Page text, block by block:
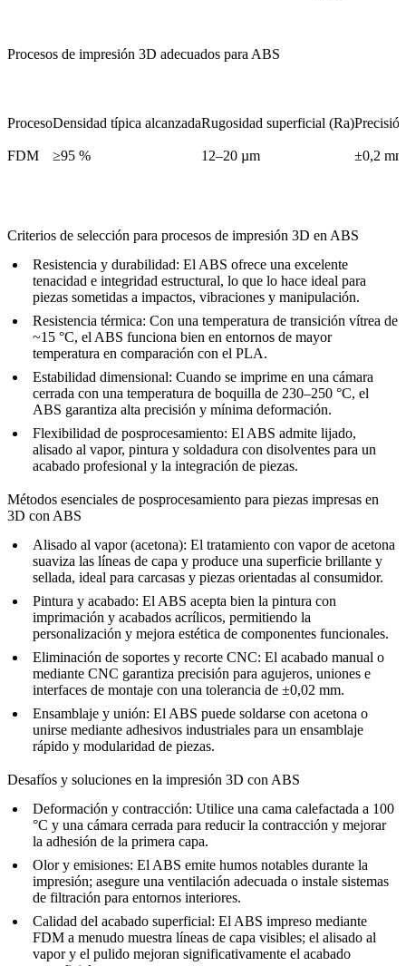
Procesos de impresión 3D adecuados para ABS
ProcesoDensidad típica alcanzadaRugosidad superficial (Ra)
FDM ≥95 % 12–20 µm ±0,2 mm
Criterios de selección para procesos de impresión 3D en ABS
Resistencia y durabilidad: El ABS ofrece una excelente
tenacidad e integridad estructural, lo que lo hace ideal para
piezas sometidas a impactos, vibraciones y manipulación.
Resistencia térmica: Con una temperatura de transición vítrea de
~15 °C, el ABS funciona bien en entornos de mayor
temperatura en comparación con el PLA.
Estabilidad dimensional: Cuando se imprime en una cámara
cerrada con una temperatura de boquilla de 230–250 °C, el
ABS garantiza alta precisión y mínima deformación.
Flexibilidad de posprocesamiento: El ABS admite lijado,
alisado al vapor, pintura y soldadura con disolventes para un
acabado profesional y la integración de piezas.
Métodos esenciales de posprocesamiento para piezas impresas en
3D con ABS
Alisado al vapor (acetona): El tratamiento con vapor de acetona
suaviza las líneas de capa y produce una superficie brillante y
sellada, ideal para carcasas y piezas orientadas al consumidor.
Pintura y acabado: El ABS acepta bien la pintura con
imprimación y acabados acrílicos, permitiendo la
personalización y mejora estética de componentes funcionales.
Eliminación de soportes y recorte CNC: El acabado manual o
mediante CNC garantiza precisión para agujeros, uniones e
interfaces de montaje con una tolerancia de ±0,02 mm.
Ensamblaje y unión: El ABS puede soldarse con acetona o
unirse mediante adhesivos industriales para un ensamblaje
rápido y modularidad de piezas.
Desafíos y soluciones en la impresión 3D con ABS
Deformación y contracción: Utilice una cama calefactada a 100
°C y una cámara cerrada para reducir la contracción y mejorar
la adhesión de la primera capa.
Olor y emisiones: El ABS emite humos notables durante la
impresión; asegure una ventilación adecuada o instale sistemas
de filtración para entornos interiores.
Calidad del acabado superficial: El ABS impreso mediante
FDM a menudo muestra líneas de capa visibles; el alisado al
vapor y el pulido mejoran significativamente el acabado